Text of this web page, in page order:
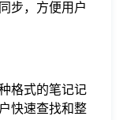
步，方便用户
格式的笔记记
快速查找和整